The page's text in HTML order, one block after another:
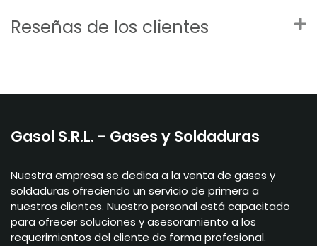
Reseñas de los clientes
Gasol S.R.L. - Gases y Soldaduras
Nuestra empresa se dedica a la venta de gases y
soldaduras ofreciendo un servicio de primera a
nuestros clientes. Nuestro personal está capacitado
para ofrecer soluciones y asesoramiento a los
requerimientos del cliente de forma profesional.